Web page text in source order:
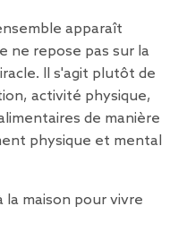
apparaît
ne repose pas sur la
Il s'agit plutôt de
activité physique,
de manière
physique et mental
la maison pour vivre